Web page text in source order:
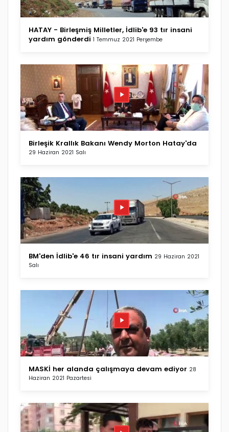
HATAY - Birleşmiş Milletler, İdlib'e 93 tır insani
yardım gönderdi 1 Temmuz 2021 Perşembe
Birleşik Krallık Bakanı Wendy Morton Hatay'da
29 Haziran 2021 Salı
BM'den İdlib'e 46 tır insani yardım 29 Haziran 2021
Salı
MASKİ her alanda çalışmaya devam ediyor 28
Haziran 2021 Pazartesi